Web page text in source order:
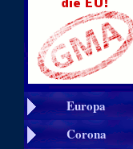
Europa
Corona